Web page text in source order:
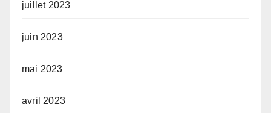
juillet 2023
juin 2023
mai 2023
avril 2023